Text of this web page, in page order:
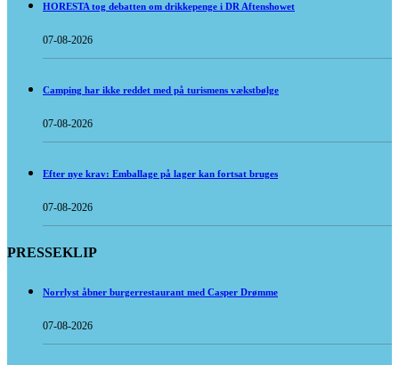
HORESTA tog debatten om drikkepenge i DR Aftenshowet
07-08-2026
Camping har ikke reddet med på turismens vækstbølge
07-08-2026
Efter nye krav: Emballage på lager kan fortsat bruges
07-08-2026
PRESSEKLIP
Norrlyst åbner burgerrestaurant med Casper Drømme
07-08-2026